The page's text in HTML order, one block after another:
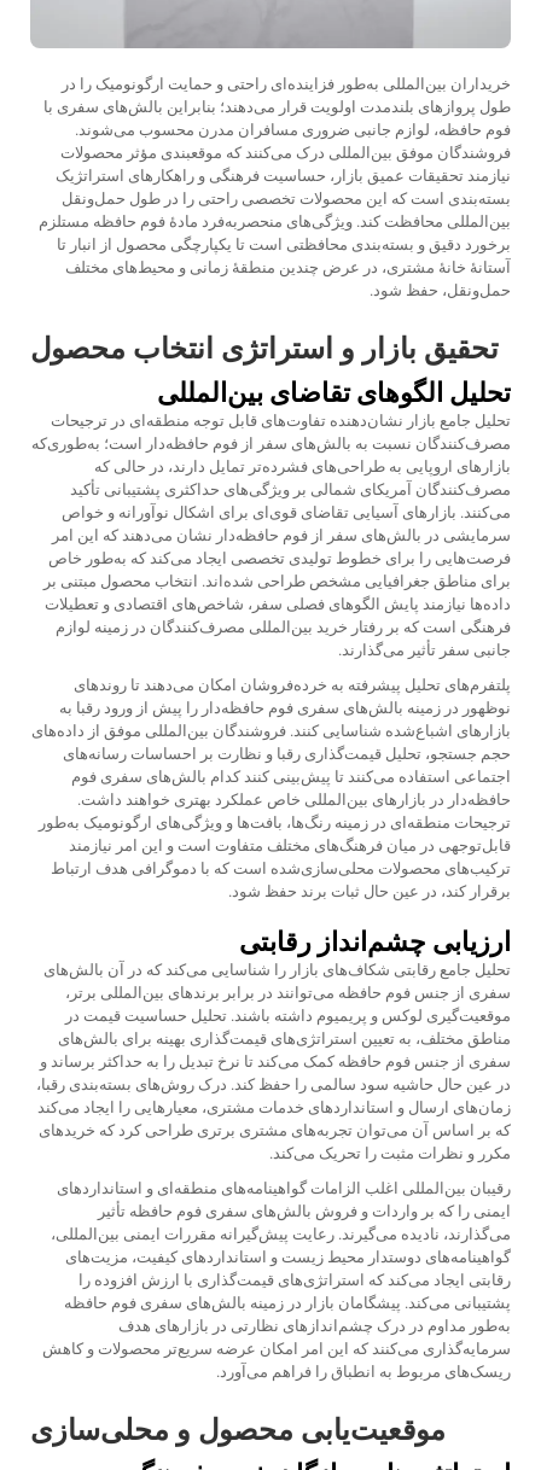
خریداران بین‌المللی به‌طور فزاینده‌ای راحتی و حمایت ارگونومیک را در
طول پروازهای بلندمدت اولویت قرار می‌دهند؛ بنابراین بالش‌های سفری با
فوم حافظه، لوازم جانبی ضروری مسافران مدرن محسوب می‌شوند.
فروشندگان موفق بین‌المللی درک می‌کنند که موقعبندی مؤثر محصولات
نیازمند تحقیقات عمیق بازار، حساسیت فرهنگی و راهکارهای استراتژیک
بسته‌بندی است که این محصولات تخصصی راحتی را در طول حمل‌ونقل
بین‌المللی محافظت کند. ویژگی‌های منحصربه‌فرد مادهٔ فوم حافظه مستلزم
برخورد دقیق و بسته‌بندی محافظتی است تا یکپارچگی محصول از انبار تا
آستانهٔ خانهٔ مشتری، در عرض چندین منطقهٔ زمانی و محیط‌های مختلف
حمل‌ونقل، حفظ شود.
تحقیق بازار و استراتژی انتخاب محصول
تحلیل الگوهای تقاضای بین‌المللی
تحلیل جامع بازار نشان‌دهنده تفاوت‌های قابل توجه منطقه‌ای در ترجیحات
مصرف‌کنندگان نسبت به بالش‌های سفر از فوم حافظه‌دار است؛ به‌طوری‌که
بازارهای اروپایی به طراحی‌های فشرده‌تر تمایل دارند، در حالی که
مصرف‌کنندگان آمریکای شمالی بر ویژگی‌های حداکثری پشتیبانی تأکید
می‌کنند. بازارهای آسیایی تقاضای قوی‌ای برای اشکال نوآورانه و خواص
سرمایشی در بالش‌های سفر از فوم حافظه‌دار نشان می‌دهند که این امر
فرصت‌هایی را برای خطوط تولیدی تخصصی ایجاد می‌کند که به‌طور خاص
برای مناطق جغرافیایی مشخص طراحی شده‌اند. انتخاب محصول مبتنی بر
داده‌ها نیازمند پایش الگوهای فصلی سفر، شاخص‌های اقتصادی و تعطیلات
فرهنگی است که بر رفتار خرید بین‌المللی مصرف‌کنندگان در زمینه لوازم
جانبی سفر تأثیر می‌گذارند.
پلتفرم‌های تحلیل پیشرفته به خرده‌فروشان امکان می‌دهند تا روندهای
نوظهور در زمینه بالش‌های سفری فوم حافظه‌دار را پیش از ورود رقبا به
بازارهای اشباع‌شده شناسایی کنند. فروشندگان بین‌المللی موفق از داده‌های
حجم جستجو، تحلیل قیمت‌گذاری رقبا و نظارت بر احساسات رسانه‌های
اجتماعی استفاده می‌کنند تا پیش‌بینی کنند کدام بالش‌های سفری فوم
حافظه‌دار در بازارهای بین‌المللی خاص عملکرد بهتری خواهند داشت.
ترجیحات منطقه‌ای در زمینه رنگ‌ها، بافت‌ها و ویژگی‌های ارگونومیک به‌طور
قابل‌توجهی در میان فرهنگ‌های مختلف متفاوت است و این امر نیازمند
ترکیب‌های محصولات محلی‌سازی‌شده است که با دموگرافی هدف ارتباط
برقرار کند، در عین حال ثبات برند حفظ شود.
ارزیابی چشم‌انداز رقابتی
تحلیل جامع رقابتی شکاف‌های بازار را شناسایی می‌کند که در آن بالش‌های
سفری از جنس فوم حافظه می‌توانند در برابر برندهای بین‌المللی برتر،
موقعیت‌گیری لوکس و پریمیوم داشته باشند. تحلیل حساسیت قیمت در
مناطق مختلف، به تعیین استراتژی‌های قیمت‌گذاری بهینه برای بالش‌های
سفری از جنس فوم حافظه کمک می‌کند تا نرخ تبدیل را به حداکثر برساند و
در عین حال حاشیه سود سالمی را حفظ کند. درک روش‌های بسته‌بندی رقبا،
زمان‌های ارسال و استانداردهای خدمات مشتری، معیارهایی را ایجاد می‌کند
که بر اساس آن می‌توان تجربه‌های مشتری برتری طراحی کرد که خریدهای
مکرر و نظرات مثبت را تحریک می‌کند.
رقیبان بین‌المللی اغلب الزامات گواهینامه‌های منطقه‌ای و استانداردهای
ایمنی را که بر واردات و فروش بالش‌های سفری فوم حافظه تأثیر
می‌گذارند، نادیده می‌گیرند. رعایت پیش‌گیرانه مقررات ایمنی بین‌المللی،
گواهینامه‌های دوستدار محیط زیست و استانداردهای کیفیت، مزیت‌های
رقابتی ایجاد می‌کند که استراتژی‌های قیمت‌گذاری با ارزش افزوده را
پشتیبانی می‌کند. پیشگامان بازار در زمینه بالش‌های سفری فوم حافظه
به‌طور مداوم در درک چشم‌اندازهای نظارتی در بازارهای هدف
سرمایه‌گذاری می‌کنند که این امر امکان عرضه سریع‌تر محصولات و کاهش
ریسک‌های مربوط به انطباق را فراهم می‌آورد.
موقعیت‌یابی محصول و محلی‌سازی